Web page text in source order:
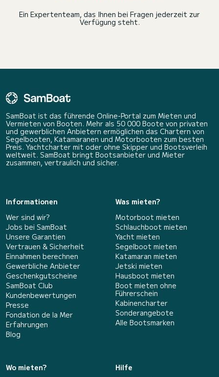
Ein Expertenteam, das Ihnen bei Fragen jederzeit zur
Verfügung steht.
SamBoat ist das führende Online-Portal zum Mieten und
Vermieten von Booten. Mehr als 50 000 Boote von privaten
und gewerblichen Anbietern ermöglichen das Chartern von
Segelbooten, Katamaranen und Motorbooten zum besten
Preis. Yachtcharter mit oder ohne Skipper und Bootsverleih
weltweit. SamBoat bringt Bootsanbieter und Mieter
zusammen, vertraulich und sicher.
Informationen
Wer sind wir?
Jobs bei SamBoat
Unsere Garantien
Vertrauen & Sicherheit
Einnahmen berechnen
Gewerbliche Anbieter
Geschenkgutscheine
SamBoat Club
Kundenbewertungen
Presse
Fondation de la Mer
Erfahrungen
Blog
Was mieten?
Motorboot mieten
Schlauchboot mieten
Yacht mieten
Segelboot mieten
Katamaran mieten
Jetski mieten
Hausboot mieten
Boot mieten ohne
Führerschein
Kabinencharter
Sonderangebote
Alle Bootsmarken
Wo mieten?
Hilfe